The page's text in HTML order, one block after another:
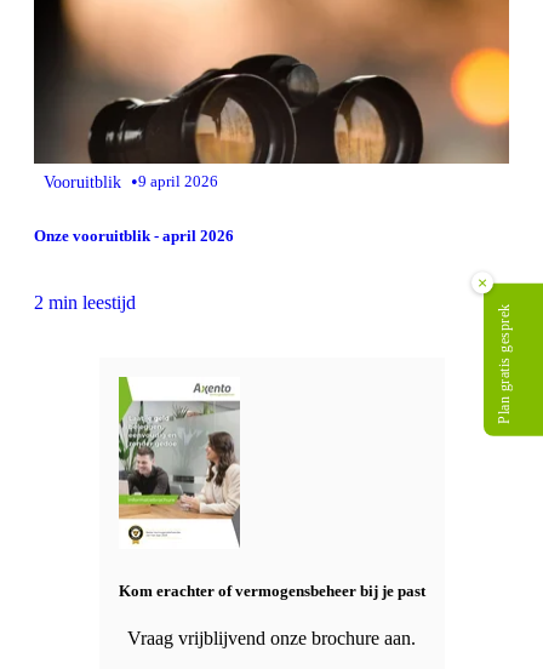
Vooruitblik •9 april 2026
Onze vooruitblik - april 2026
2 min leestijd
Kom erachter of vermogensbeheer bij je past
Vraag vrijblijvend onze brochure aan.
×
Plan gratis gesprek